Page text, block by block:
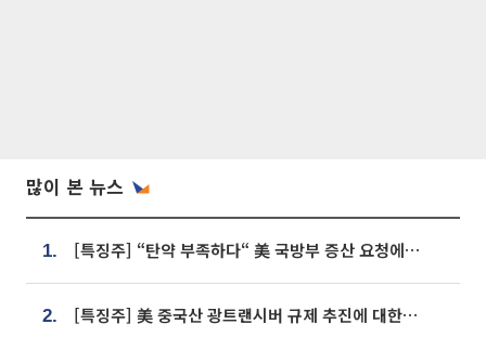
많이 본 뉴스
1. [특징주] “탄약 부족하다“ 美 국방부 증산 요청에⋯국내 방산주 급등세
2. [특징주] 美 중국산 광트랜시버 규제 추진에 대한광통신 등 광통신株 강세